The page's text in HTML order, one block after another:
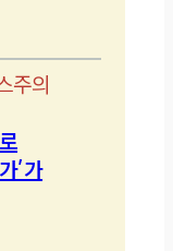
주의
’가